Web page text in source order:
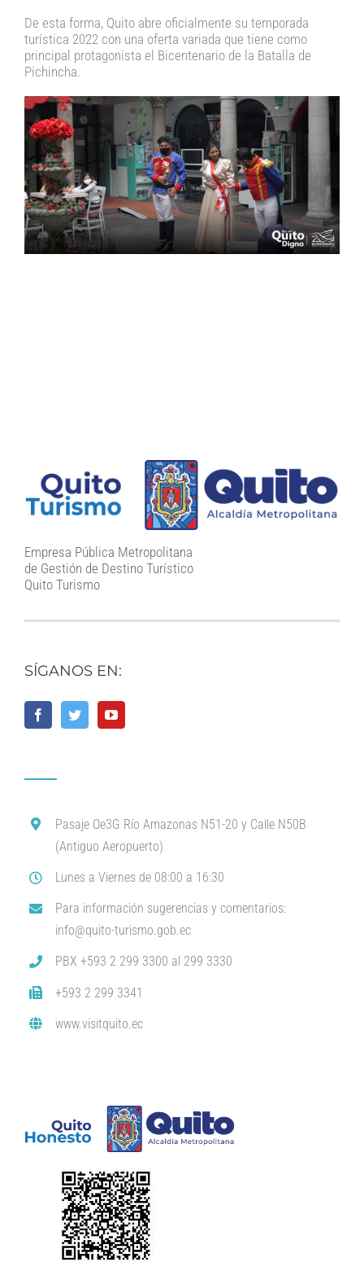
De esta forma, Quito abre oficialmente su temporada
turística 2022 con una oferta variada que tiene como
principal protagonista el Bicentenario de la Batalla de
Pichincha.
Empresa Pública Metropolitana
de Gestión de Destino Turístico
Quito Turismo
SÍGANOS EN:
Pasaje Oe3G Río Amazonas N51-20 y Calle N50B
(Antiguo Aeropuerto)
Lunes a Viernes de 08:00 a 16:30
Para información sugerencias y comentarios:
info@quito-turismo.gob.ec
PBX +593 2 299 3300 al 299 3330
+593 2 299 3341
www.visitquito.ec